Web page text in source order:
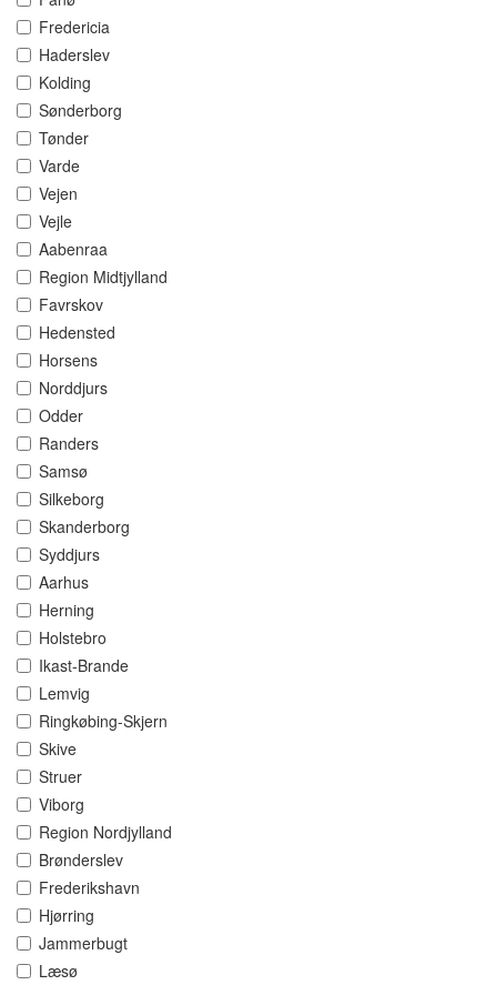
Fredericia
Haderslev
Kolding
Sønderborg
Tønder
Varde
Vejen
Vejle
Aabenraa
Region Midtjylland
Favrskov
Hedensted
Horsens
Norddjurs
Odder
Randers
Samsø
Silkeborg
Skanderborg
Syddjurs
Aarhus
Herning
Holstebro
Ikast-Brande
Lemvig
Ringkøbing-Skjern
Skive
Struer
Viborg
Region Nordjylland
Brønderslev
Frederikshavn
Hjørring
Jammerbugt
Læsø